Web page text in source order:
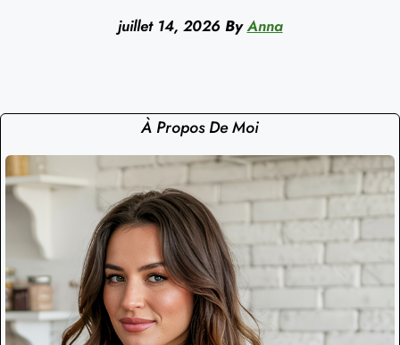
juillet 14, 2026 By Anna
À Propos De Moi